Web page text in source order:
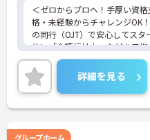
＜ゼロからプロへ！手厚い資
格・未経験からチャレンジOK
の同行（OJT）で安心してスタ
的に「介護福祉士」などを目
会社負担。一人ひとりの「学
します！
＜高収入＆選べる休みで充実＞
り）の厚待遇に加え、基本的
曜日固定の「完全週休2日制」
り稼いでしっかり休む、メリ
詳細を見る
グループホーム